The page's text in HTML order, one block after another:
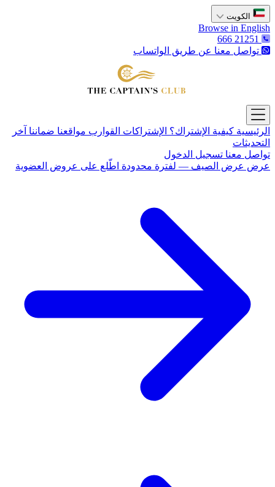
الكويت
Browse in English
666 21251
تواصل معنا عن طريق الواتساب
Open main menu
الرئيسية كيفية الإشتراك؟ الإشتراكات القوارب مواقعنا ضماننا آخر
التحديثات
تواصل معنا تسجيل الدخول
عرض عرض الصيف — لفترة محدودة اطّلع على عروض العضوية